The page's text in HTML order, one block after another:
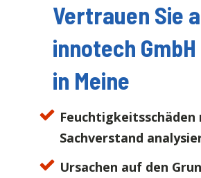
Vertrauen Sie
innotech GmbH
in Meine
Feuchtigkeitsschäden
Sachverstand
Ursachen auf den